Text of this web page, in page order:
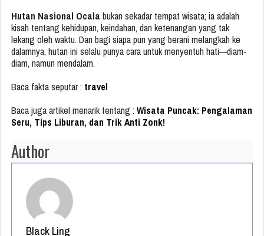
Hutan Nasional Ocala bukan sekadar tempat wisata; ia adalah
kisah tentang kehidupan, keindahan, dan ketenangan yang tak
lekang oleh waktu. Dan bagi siapa pun yang berani melangkah ke
dalamnya, hutan ini selalu punya cara untuk menyentuh hati—diam-
diam, namun mendalam.
Baca fakta seputar : travel
Baca juga artikel menarik tentang : Wisata Puncak: Pengalaman
Seru, Tips Liburan, dan Trik Anti Zonk!
Author
Black Ling